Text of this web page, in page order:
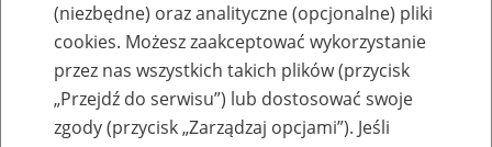
Szkolenia
(niezbędne) oraz analityczne (opcjonalne) pliki
cookies. Możesz zaakceptować wykorzystanie
przez nas wszystkich takich plików (przycisk
„Przejdź do serwisu”) lub dostosować swoje
zgody (przycisk „Zarządzaj opcjami”). Jeśli